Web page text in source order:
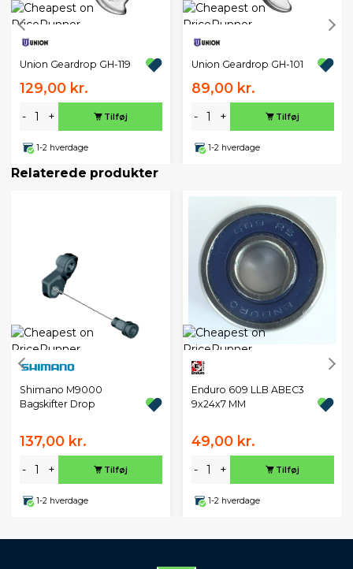
Union Geardrop GH-119
129,00 kr.
- + Tilføj
1-2 hverdage
Union Geardrop GH-101
89,00 kr.
- + Tilføj
1-2 hverdage
Relaterede produkter
Shimano M9000
Bagskifter Drop
137,00 kr.
- + Tilføj
1-2 hverdage
Enduro 609 LLB ABEC3
9x24x7 MM
49,00 kr.
- + Tilføj
1-2 hverdage